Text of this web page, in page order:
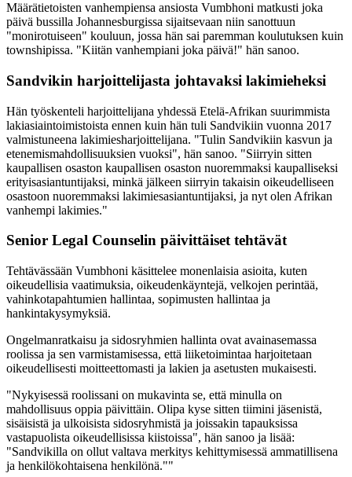
Määrätietoisten vanhempiensa ansiosta Vumbhoni matkusti joka
päivä bussilla Johannesburgissa sijaitsevaan niin sanottuun
"monirotuiseen" kouluun, jossa hän sai paremman koulutuksen kuin
townshipissa. "Kiitän vanhempiani joka päivä!" hän sanoo.
Sandvikin harjoittelijasta johtavaksi lakimieheksi
Hän työskenteli harjoittelijana yhdessä Etelä-Afrikan suurimmista
lakiasiaintoimistoista ennen kuin hän tuli Sandvikiin vuonna 2017
valmistuneena lakimiesharjoittelijana. "Tulin Sandvikiin kasvun ja
etenemismahdollisuuksien vuoksi", hän sanoo. "Siirryin sitten
kaupallisen osaston kaupallisen osaston nuoremmaksi kaupalliseksi
erityisasiantuntijaksi, minkä jälkeen siirryin takaisin oikeudelliseen
osastoon nuoremmaksi lakimiesasiantuntijaksi, ja nyt olen Afrikan
vanhempi lakimies."
Senior Legal Counselin päivittäiset tehtävät
Tehtävässään Vumbhoni käsittelee monenlaisia asioita, kuten
oikeudellisia vaatimuksia, oikeudenkäyntejä, velkojen perintää,
vahinkotapahtumien hallintaa, sopimusten hallintaa ja
hankintakysymyksiä.
Ongelmanratkaisu ja sidosryhmien hallinta ovat avainasemassa
roolissa ja sen varmistamisessa, että liiketoimintaa harjoitetaan
oikeudellisesti moitteettomasti ja lakien ja asetusten mukaisesti.
"Nykyisessä roolissani on mukavinta se, että minulla on
mahdollisuus oppia päivittäin. Olipa kyse sitten tiimini jäsenistä,
sisäisistä ja ulkoisista sidosryhmistä ja joissakin tapauksissa
vastapuolista oikeudellisissa kiistoissa", hän sanoo ja lisää:
"Sandvikilla on ollut valtava merkitys kehittymisessä ammatillisena
ja henkilökohtaisena henkilönä.""